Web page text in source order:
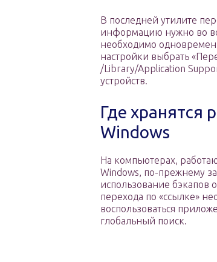
В последней утилите
информацию нужно во
необходимо
настройки выбрать
/Library/Application
устройств.
Где хранятся
Windows
На компьютерах,
Windows, по-прежнему
использование бэкапов
перехода по «ссылке»
воспользоваться
глобальный поиск.